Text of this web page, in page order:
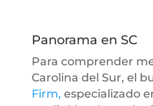
Panorama en SC
Para comprender
Carolina del Sur, el
Firm, especializado